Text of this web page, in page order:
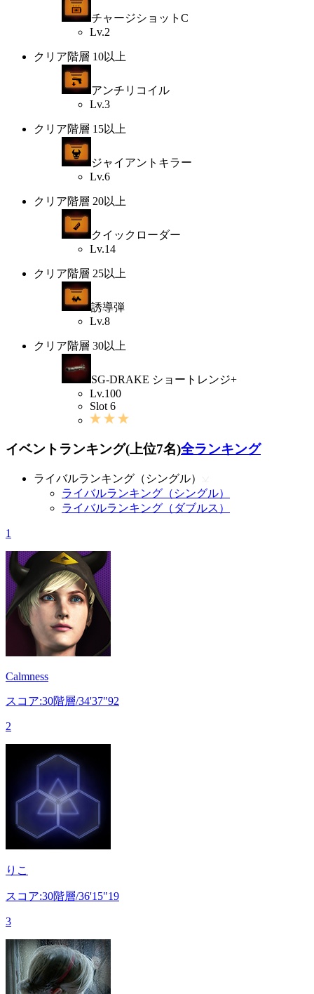
チャージショットC
Lv.2
クリア階層 10以上
アンチリコイル
Lv.3
クリア階層 15以上
ジャイアントキラー
Lv.6
クリア階層 20以上
クイックローダー
Lv.14
クリア階層 25以上
誘導弾
Lv.8
クリア階層 30以上
SG-DRAKE ショートレンジ+
Lv.100
Slot 6
イベントランキング(上位7名)全ランキング
ライバルランキング（シングル）
ライバルランキング（シングル）
ライバルランキング（ダブルス）
1
Calmness
スコア:30階層/34'37"92
2
りこ
スコア:30階層/36'15"19
3